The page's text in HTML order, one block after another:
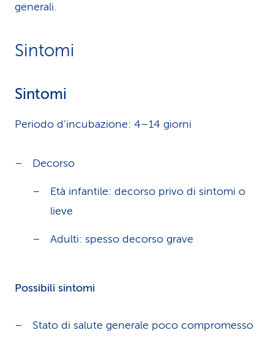
generali.
Sintomi
Sintomi
Periodo d’incubazione: 4–14 giorni
Decorso
Età infantile: decorso privo di sintomi o
lieve
Adulti: spesso decorso grave
Possibili sintomi
Stato di salute generale poco compromesso